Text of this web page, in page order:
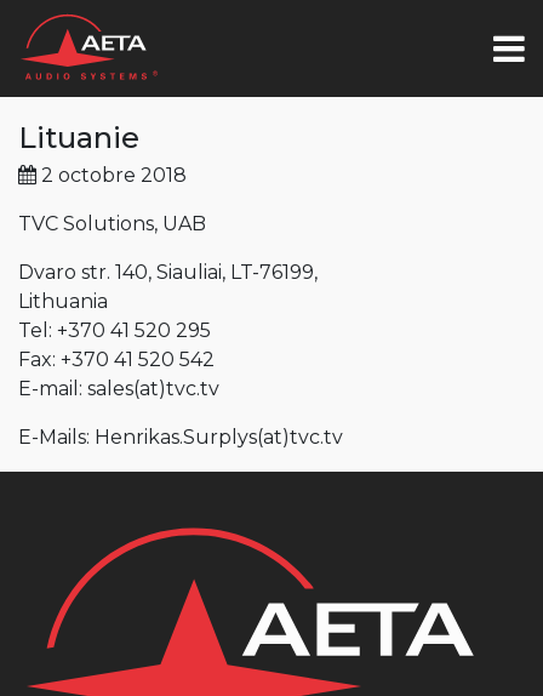
Lituanie
2 octobre 2018
TVC Solutions, UAB
Dvaro str. 140, Siauliai, LT-76199,
Lithuania
Tel: +370 41 520 295
Fax: +370 41 520 542
E-mail: sales(at)tvc.tv
E-Mails: Henrikas.Surplys(at)tvc.tv